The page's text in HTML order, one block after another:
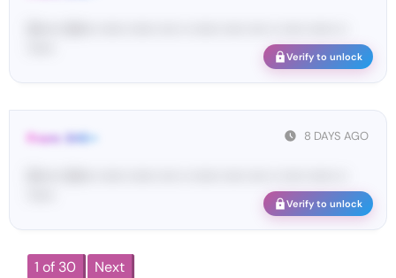
Verify to unlock
8 DAYS AGO
From: SHE••
Verify to unlock
1 of 30
Next